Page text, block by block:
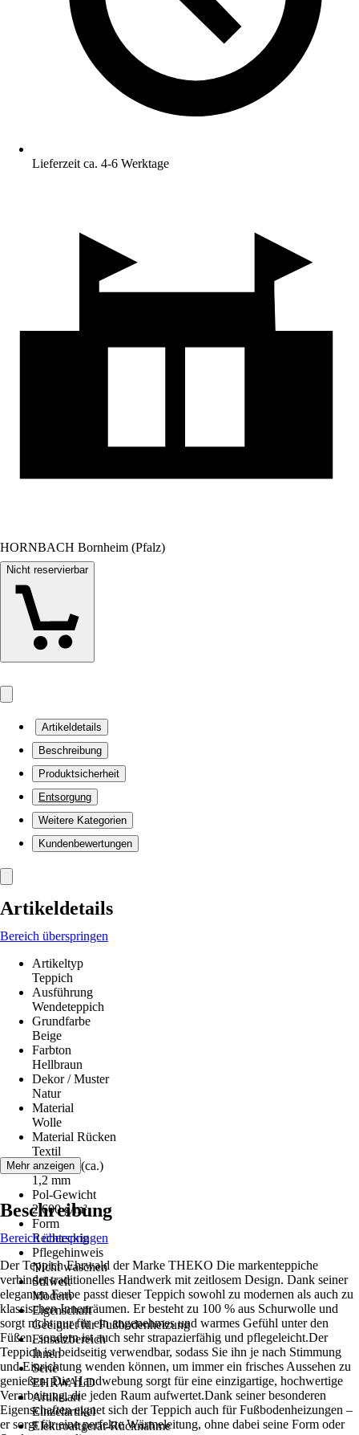
Lieferzeit ca. 4-6 Werktage
HORNBACH Bornheim (Pfalz)
Nicht reservierbar
Artikeldetails
Beschreibung
Produktsicherheit
Entsorgung
Weitere Kategorien
Kundenbewertungen
Artikeldetails
Bereich überspringen
Artikeltyp
Teppich
Ausführung
Wendeteppich
Grundfarbe
Beige
Farbton
Hellbraun
Dekor / Muster
Natur
Material
Wolle
Material Rücken
Textil
Florhöhe (ca.)
1,2 mm
Pol-Gewicht
2.600 g/m²
Form
Rechteckig
Pflegehinweis
Nicht waschen
Stilwelt
Modern
Eigenschaft
Geeignet für Fußbodenheizung
Einsatzbereich
Innen
Serie
EHRWALD
Artikelart
Einzelartikel
Elektroaltgerät-Rücknahme
Mehr anzeigen
Beschreibung
Bereich überspringen
Der Teppich Ehrwald der Marke THEKO Die markenteppiche
verbindet traditionelles Handwerk mit zeitlosem Design. Dank seiner
eleganten Farbe passt dieser Teppich sowohl zu modernen als auch zu
klassischen Innenräumen. Er besteht zu 100 % aus Schurwolle und
sorgt nicht nur für ein angenehmes und warmes Gefühl unter den
Füßen, sondern ist auch sehr strapazierfähig und pflegeleicht.Der
Teppich ist beidseitig verwendbar, sodass Sie ihn je nach Stimmung
und Einrichtung wenden können, um immer ein frisches Aussehen zu
genießen. Die Handwebung sorgt für eine einzigartige, hochwertige
Verarbeitung, die jeden Raum aufwertet.Dank seiner besonderen
Eigenschaften eignet sich der Teppich auch für Fußbodenheizungen –
er sorgt für eine perfekte Wärmeleitung, ohne dabei seine Form oder